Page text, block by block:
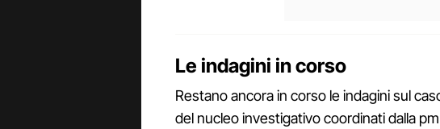
Le indagini in corso
Restano ancora in corso le indagini sul
del nucleo investigativo coordinati dalla